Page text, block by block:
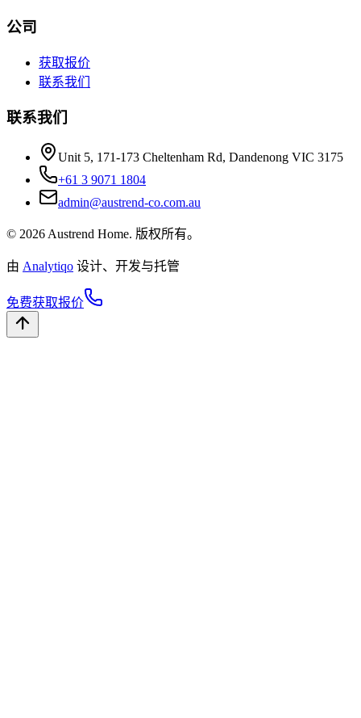
公司
获取报价
联系我们
联系我们
Unit 5, 171-173 Cheltenham Rd, Dandenong VIC 3175
+61 3 9071 1804
admin@austrend-co.com.au
© 2026 Austrend Home. 版权所有。
由 Analytiqo 设计、开发与托管
免费获取报价